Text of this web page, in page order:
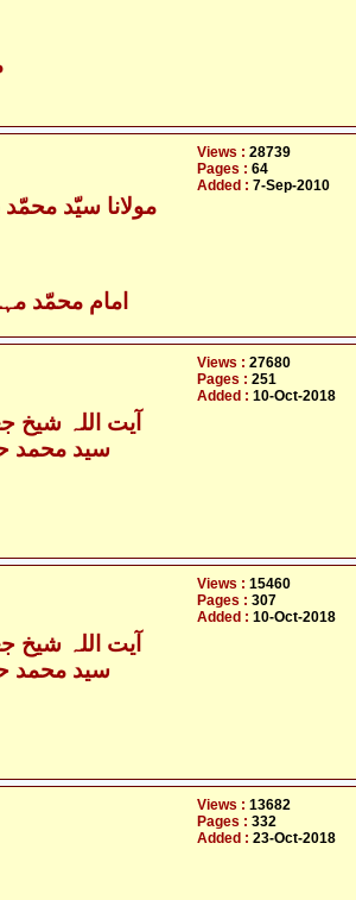
- مولانا سیّد
- امام محمّد
Views : 28739
Pages : 64
Added : 7-Sep-2010
- آیت اللہ
- سید
Views : 27680
Pages : 251
Added : 10-Oct-2018
- آیت اللہ
- سید
Views : 15460
Pages : 307
Added : 10-Oct-2018
Views : 13682
Pages : 332
Added : 23-Oct-2018